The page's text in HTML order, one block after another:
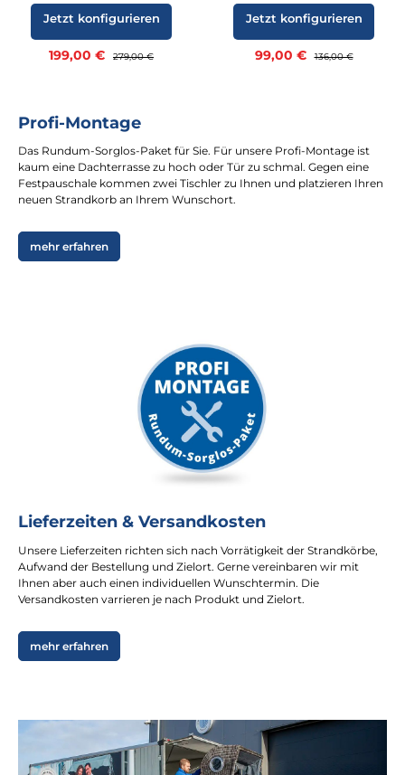
Verkaufspreis:
199,00 € Regulärer Preis:
279,00 €
Jetzt konfigurieren
Verkaufspreis:
99,00 € Regulärer Preis:
136,00 €
Jetzt konfigurieren
Profi-Montage
Das Rundum-Sorglos-Paket für Sie. Für unsere Profi-Montage ist
kaum eine Dachterrasse zu hoch oder Tür zu schmal. Gegen eine
Festpauschale kommen zwei Tischler zu Ihnen und platzieren Ihren
neuen Strandkorb an Ihrem Wunschort.
mehr erfahren
Lieferzeiten & Versandkosten
Unsere Lieferzeiten richten sich nach Vorrätigkeit der Strandkörbe,
Aufwand der Bestellung und Zielort. Gerne vereinbaren wir mit
Ihnen aber auch einen individuellen Wunschtermin. Die
Versandkosten varrieren je nach Produkt und Zielort.
mehr erfahren